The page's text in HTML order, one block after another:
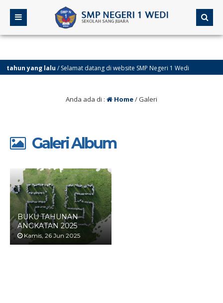
tahun yang lalu/ Selamat datang di website SMP Negeri 1 Wedi
Anda ada di : Home/Galeri
Galeri Album
BUKU TAHUNAN
ANGKATAN 2025
Kamis, 26 Jun 2025